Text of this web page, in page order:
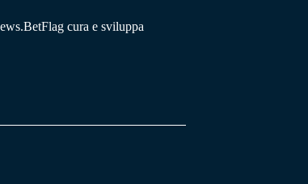
cura e sviluppa